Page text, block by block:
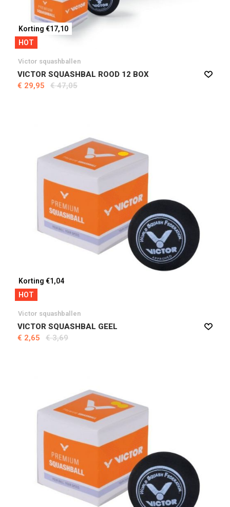
Korting €17,10
HOT
Victor squashballen
VICTOR SQUASHBAL ROOD 12 BOX
€ 29,95
€ 47,05
Korting €1,04
HOT
Victor squashballen
VICTOR SQUASHBAL GEEL
€ 2,65
€ 3,69